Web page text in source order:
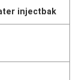
injectbak